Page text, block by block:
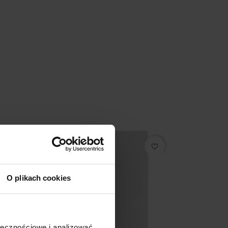
O plikach cookies
favorite_border